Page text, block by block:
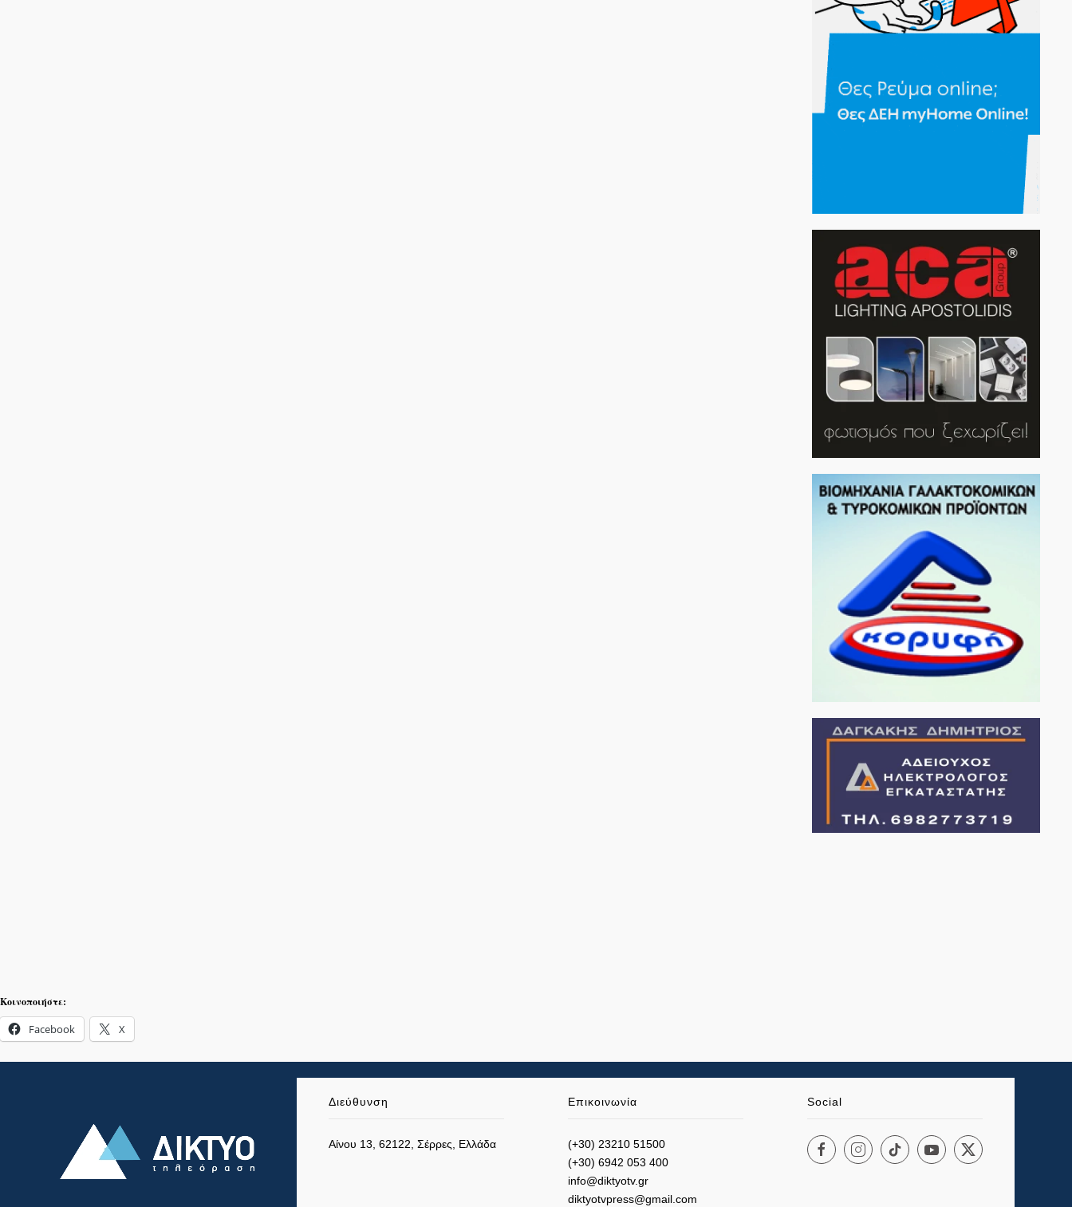
Κοινοποιήστε:
Facebook X
Διεύθυνση
Αίνου 13, 62122, Σέρρες, Ελλάδα
Επικοινωνία
(+30) 23210 51500
(+30) 6942 053 400
info@diktyotv.gr
diktyotvpress@gmail.com
Social